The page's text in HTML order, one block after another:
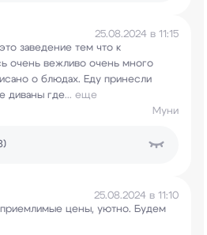
25.08.2024 в 11:15
заведение тем что к
очень вежливо очень много
о блюдах. Еду принесли
диваны где... еще
Муни
25.08.2024 в 11:10
цены, уютно. Будем